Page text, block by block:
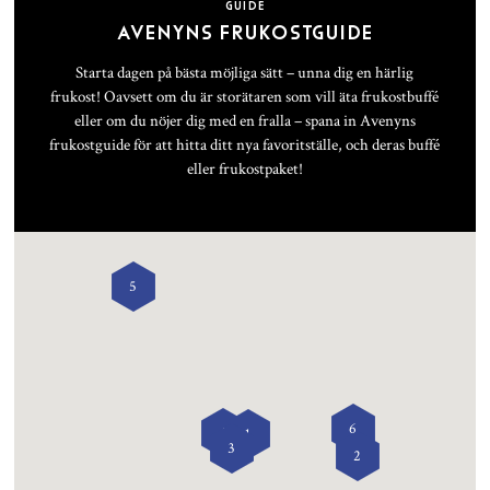
GUIDE
AVENYNS FRUKOSTGUIDE
Starta dagen på bästa möjliga sätt – unna dig en härlig
frukost! Oavsett om du är storätaren som vill äta frukostbuffé
eller om du nöjer dig med en fralla – spana in Avenyns
frukostguide för att hitta ditt nya favoritställe, och deras buffé
eller frukostpaket!
1
2
3
4
5
6